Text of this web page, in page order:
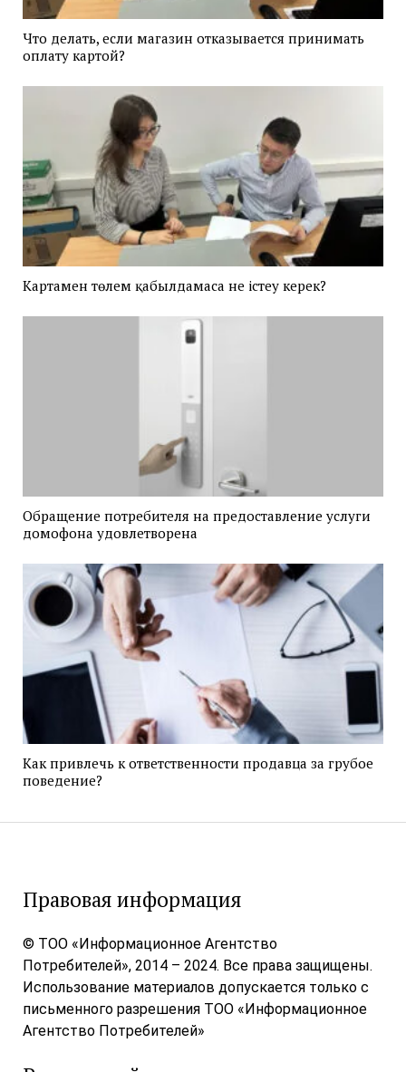
Что делать, если магазин отказывается принимать
оплату картой?
Картамен төлем қабылдамаса не істеу керек?
Обращение потребителя на предоставление услуги
домофона удовлетворена
Как привлечь к ответственности продавца за грубое
поведение?
Правовая информация
© ТОО «Информационное Агентство
Потребителей», 2014 – 2024. Все права защищены.
Использование материалов допускается только с
письменного разрешения ТОО «Информационное
Агентство Потребителей»